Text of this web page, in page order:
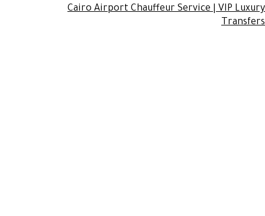
Cairo Airport Chauffeur Service | VIP Luxury
Transfers